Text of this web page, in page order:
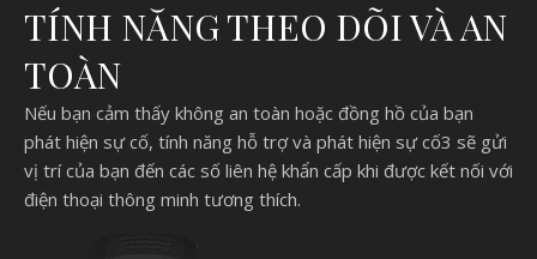
TÍNH NĂNG THEO DÕI VÀ AN
TOÀN
Nếu bạn cảm thấy không an toàn hoặc đồng hồ của bạn
phát hiện sự cố, tính năng hỗ trợ và phát hiện sự cố3 sẽ gửi
vị trí của bạn đến các số liên hệ khẩn cấp khi được kết nối với
điện thoại thông minh tương thích.